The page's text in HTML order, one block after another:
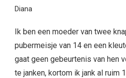
Diana
Ik ben een moeder van twee
pubermeisje van 14 en een
gaat geen gebeurtenis van hen
te janken, kortom ik jank al ruim